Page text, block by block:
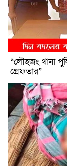
“লৌহজং থানা
গ্রেফতার”